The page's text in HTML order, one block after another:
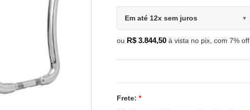
Em até 12x sem juros ▼
ou R$ 3.844,50 à vista no pix, com 7% off
Frete: *